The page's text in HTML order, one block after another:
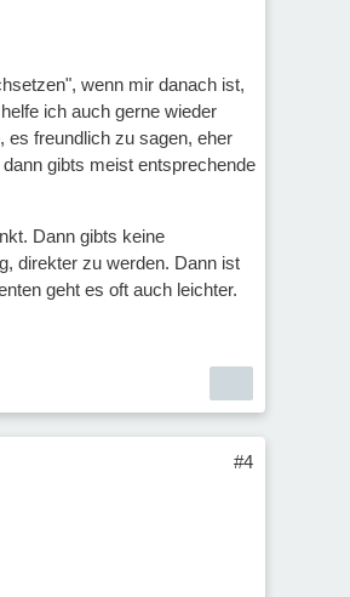
wenn mir danach ist,
ich auch gerne wieder
freundlich zu sagen, eher
gibts meist entsprechende
Dann gibts keine
direkter zu werden. Dann ist
geht es oft auch leichter.
#4